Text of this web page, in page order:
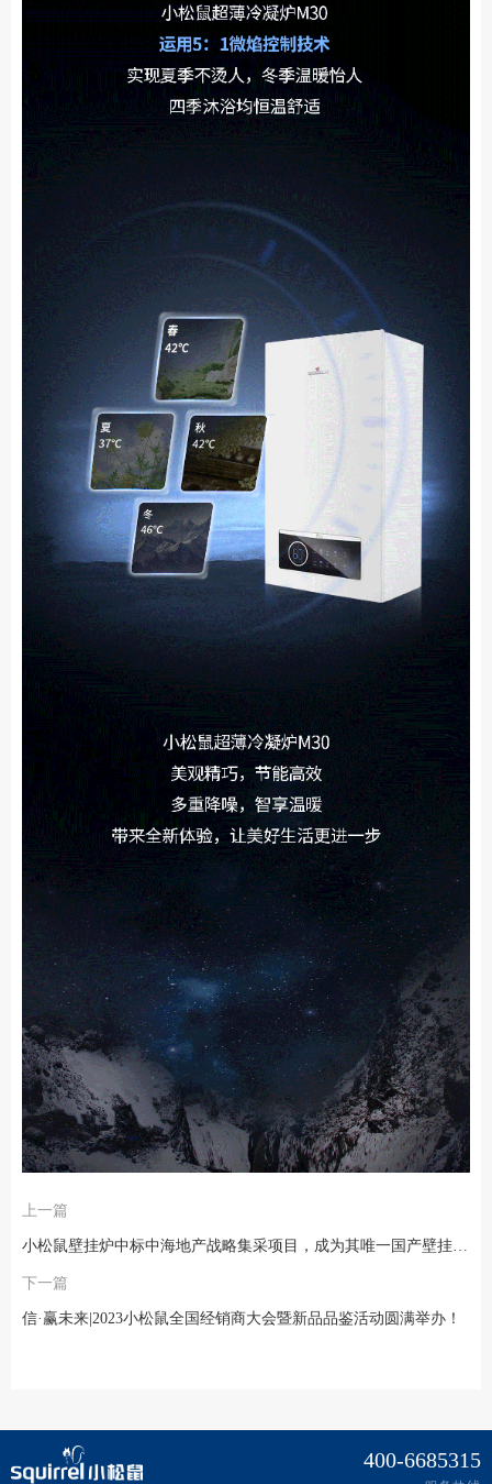
上一篇
小松鼠壁挂炉中标中海地产战略集采项目，成为其唯一国产壁挂炉品牌战略合作伙伴
下一篇
信·赢未来|2023小松鼠全国经销商大会暨新品品鉴活动圆满举办！
400-6685315